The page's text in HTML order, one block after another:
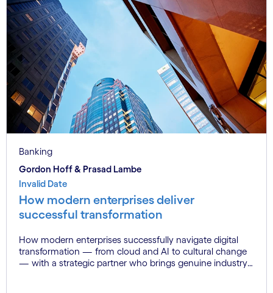
Banking
Gordon Hoff & Prasad Lambe
Invalid Date
How modern enterprises deliver
successful transformation
How modern enterprises successfully navigate digital
transformation — from cloud and AI to cultural change
— with a strategic partner who brings genuine industry